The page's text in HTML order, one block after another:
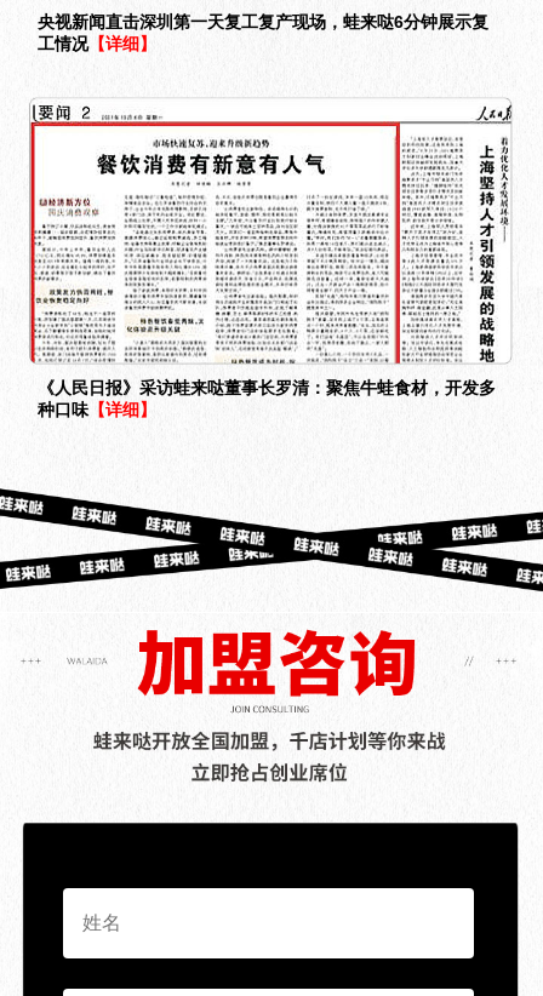
央视新闻直击深圳第一天复工复产现场，蛙来哒6分钟展示复
工情况【详细】
《人民日报》采访蛙来哒董事长罗清：聚焦牛蛙食材，开发多
种口味 【详细】